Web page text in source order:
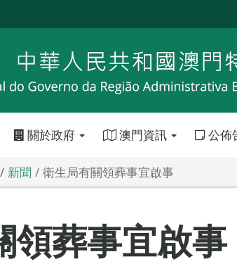
關於政府 澳門資訊 公佈
新聞 衛生局有關領葬事宜啟事
領葬事宜啟事